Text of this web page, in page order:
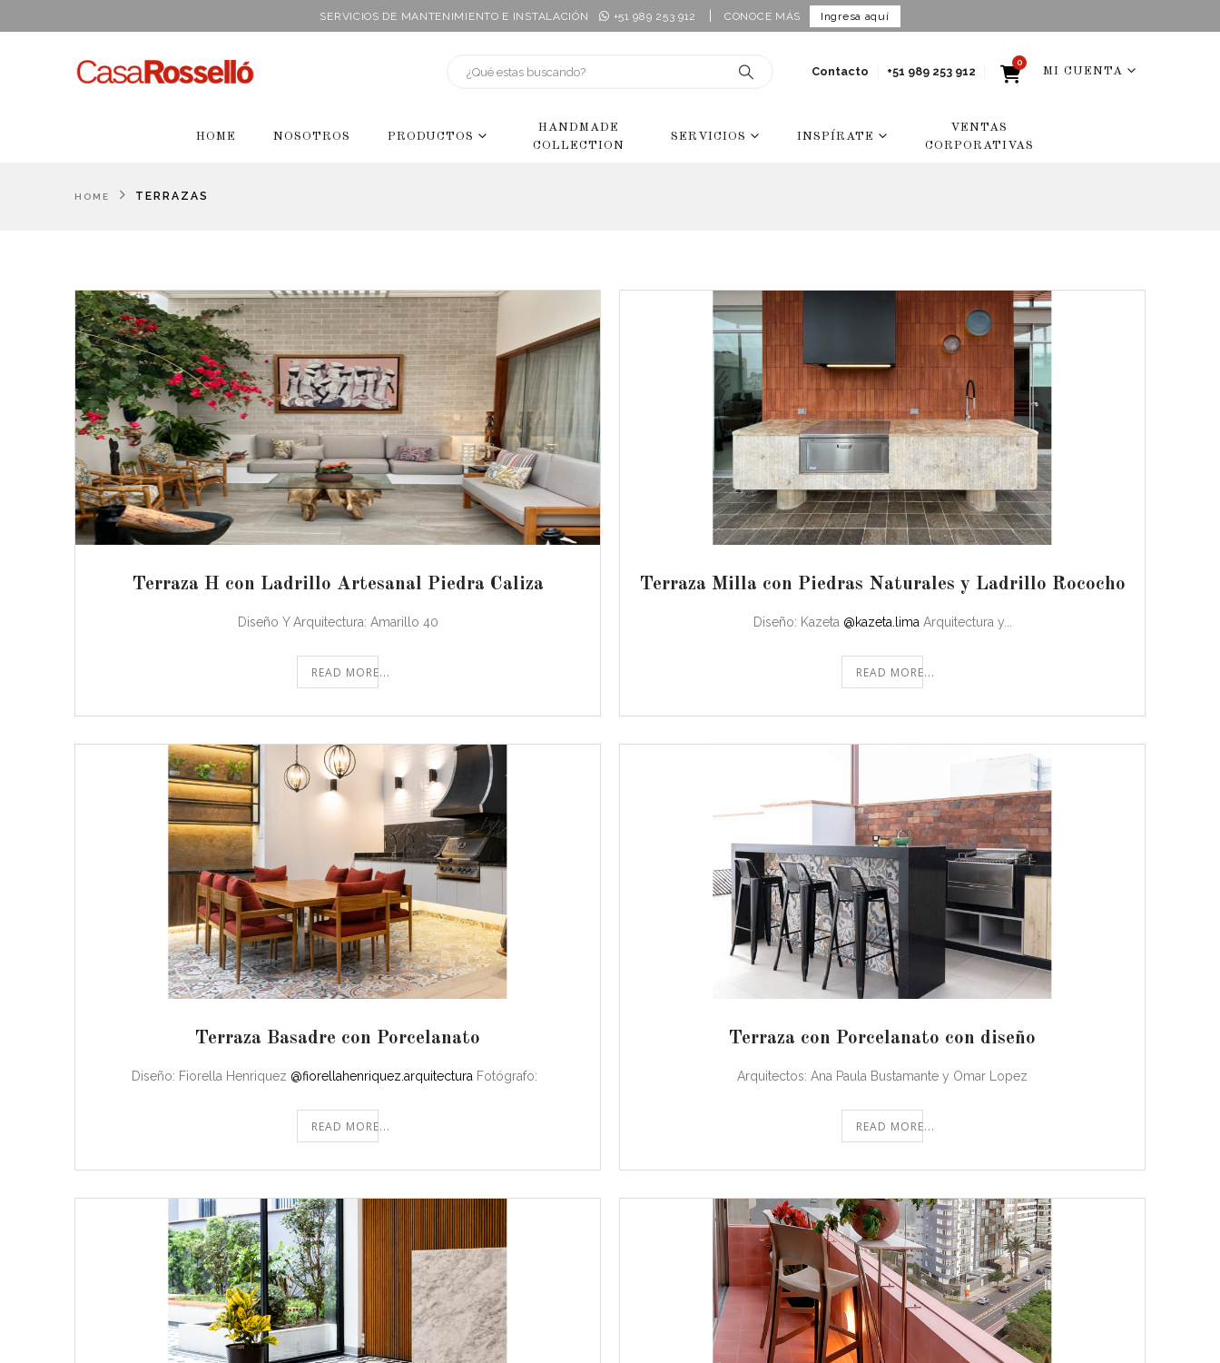
SERVICIOS DE MANTENIMIENTO E INSTALACIÓN +51 989 253 912 CONOCE MÁS Ingresa aquí
Contacto +51 989 253 912
0
MI CUENTA
HOME NOSOTROS PRODUCTOS
HANDMADE
COLLECTION
SERVICIOS INSPÍRATE
VENTAS
CORPORATIVAS
HOME TERRAZAS
Terraza H con Ladrillo Artesanal Piedra Caliza
Diseño Y Arquitectura: Amarillo 40
READ MORE...
Terraza Milla con Piedras Naturales y Ladrillo Rococho
Diseño: Kazeta @kazeta.lima Arquitectura y...
READ MORE...
Terraza Basadre con Porcelanato
Diseño: Fiorella Henriquez @fiorellahenriquez.arquitectura Fotógrafo:
READ MORE...
Terraza con Porcelanato con diseño
Arquitectos: Ana Paula Bustamante y Omar Lopez
READ MORE...